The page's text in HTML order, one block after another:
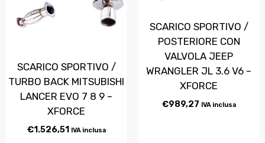
SCARICO SPORTIVO /
TURBO BACK MITSUBISHI
LANCER EVO 7 8 9 –
XFORCE
€1.526,51 IVA inclusa
SCARICO SPORTIVO /
POSTERIORE CON
VALVOLA JEEP
WRANGLER JL 3.6 V6 –
XFORCE
€989,27 IVA inclusa